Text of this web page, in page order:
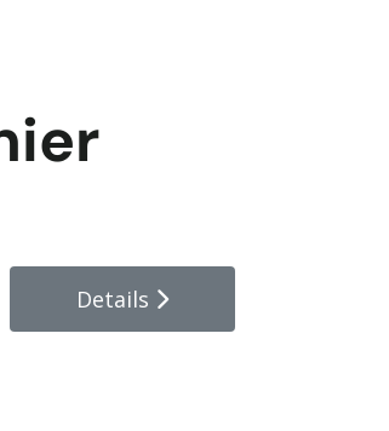
Details